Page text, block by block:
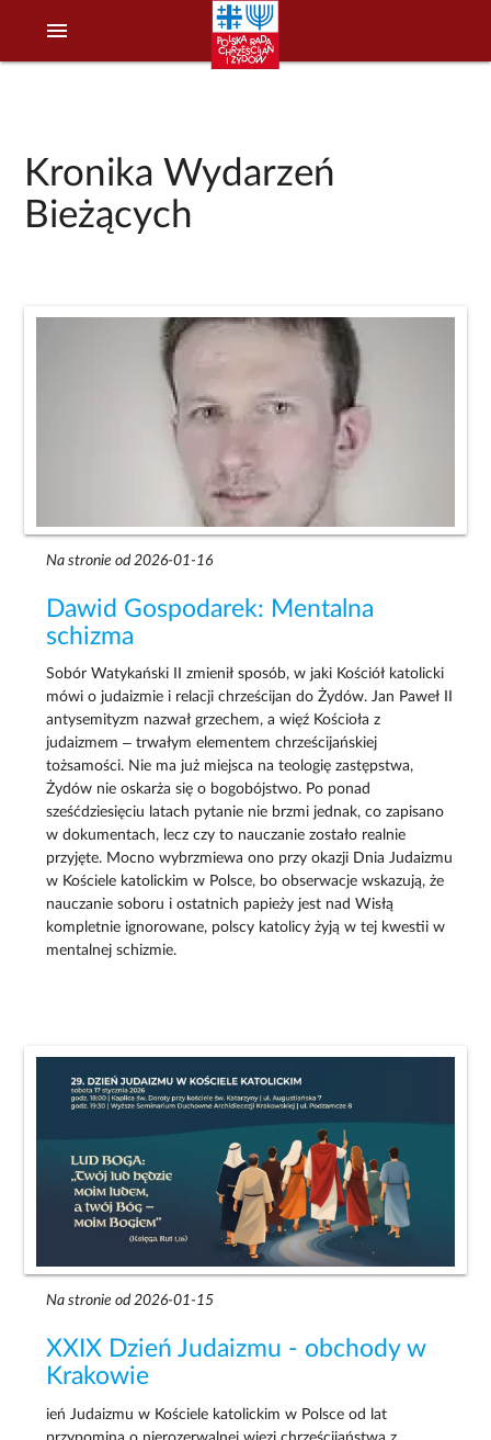
menu
Kronika Wydarzeń
Bieżących
Na stronie od 2026-01-16
Dawid Gospodarek: Mentalna
schizma
Sobór Watykański II zmienił sposób, w jaki Kościół katolicki
mówi o judaizmie i relacji chrześcijan do Żydów. Jan Paweł II
antysemityzm nazwał grzechem, a więź Kościoła z
judaizmem – trwałym elementem chrześcijańskiej
tożsamości. Nie ma już miejsca na teologię zastępstwa,
Żydów nie oskarża się o bogobójstwo. Po ponad
sześćdziesięciu latach pytanie nie brzmi jednak, co zapisano
w dokumentach, lecz czy to nauczanie zostało realnie
przyjęte. Mocno wybrzmiewa ono przy okazji Dnia Judaizmu
w Kościele katolickim w Polsce, bo obserwacje wskazują, że
nauczanie soboru i ostatnich papieży jest nad Wisłą
kompletnie ignorowane, polscy katolicy żyją w tej kwestii w
mentalnej schizmie.
Na stronie od 2026-01-15
XXIX Dzień Judaizmu - obchody w
Krakowie
ień Judaizmu w Kościele katolickim w Polsce od lat